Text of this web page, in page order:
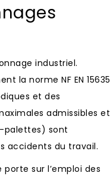
industriel.
la norme NF EN 15635
et des
admissibles et
palettes) sont
accidents du travail.
sur l’emploi des